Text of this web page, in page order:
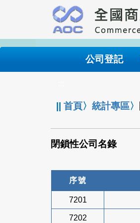
要
內
公司登記
||首頁〉統計專區〉
閉鎖性公司名錄
序號
7201
7202